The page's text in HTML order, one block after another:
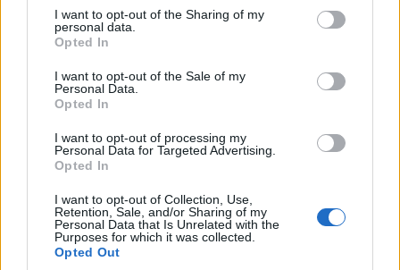
not limited to your visit or usage behaviour. You may click to
grant or deny consent to Google and its third-party tags to
use your data for below specified purposes in below Google
consent section.
I want to opt-out of the Sharing of my
personal data.
Opted In
I want to opt-out of the Sale of my
Personal Data.
Opted In
I want to opt-out of processing my
Personal Data for Targeted Advertising.
Opted In
I want to opt-out of Collection, Use,
Retention, Sale, and/or Sharing of my
Personal Data that Is Unrelated with the
Purposes for which it was collected.
Opted Out
– Πολιτιστική Λέσχη Ποντίων Περδίκκα
– Ποντιακός και Μικρασιατικός Σύλλογος
Καρυοχωρίου
– Εύξεινος Λέσχη Φιλώτα
– Ποντιακός Σύλλογος Βεγόρας «Η
Μαυροθάλασσα»
– Πολιτιστικός Σύλλογος Πύργων Εορδαίας «Η
Καστράνιτσα»
– Πολιτιστικός Μορφωτικός Σύλλογος Σπηλιάς